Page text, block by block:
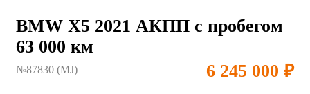
BMW X5 2021 АКПП с пробегом
63 000 км
№87830 (МJ) 6 245 000 ₽